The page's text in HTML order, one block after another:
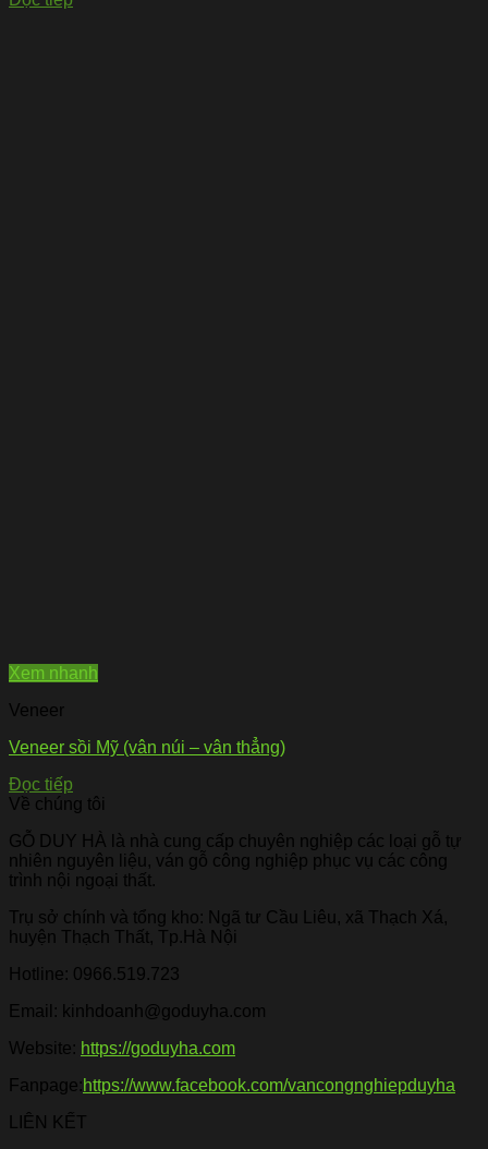
Xem nhanh
Veneer
Veneer sồi Mỹ (vân núi – vân thẳng)
Đọc tiếp
Về chúng tôi
GỖ DUY HÀ là nhà cung cấp chuyên nghiệp các loại gỗ tự
nhiên nguyên liệu, ván gỗ công nghiệp phục vụ các công
trình nội ngoại thất.
Trụ sở chính và tổng kho: Ngã tư Cầu Liêu, xã Thạch Xá,
huyện Thạch Thất, Tp.Hà Nội
Hotline: 0966.519.723
Email: kinhdoanh@goduyha.com
Website: https://goduyha.com
Fanpage:https://www.facebook.com/vancongnghiepduyha
LIÊN KẾT